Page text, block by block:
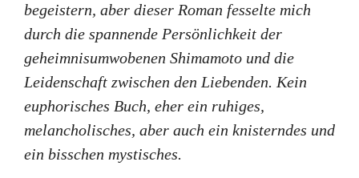
begeistern, aber dieser Roman fesselte mich
durch die spannende Persönlichkeit der
geheimnisumwobenen Shimamoto und die
Leidenschaft zwischen den Liebenden. Kein
euphorisches Buch, eher ein ruhiges,
melancholisches, aber auch ein knisterndes und
ein bisschen mystisches.